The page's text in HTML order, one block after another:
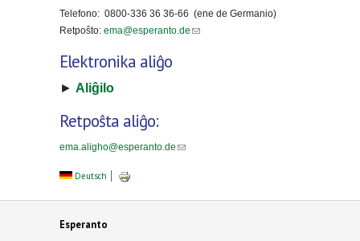
Telefono: 0800-336 36 36-66 (ene de Germanio)
Retpoŝto: ema@esperanto.de (link sends e-mail)
Elektronika aliĝo
► Aliĝilo
Retpoŝta aliĝo:
ema.aligho@esperanto.de (link sends e-mail)
Deutsch
Esperanto